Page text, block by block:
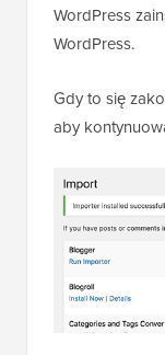
WordPress
WordPress.
Gdy to się
aby